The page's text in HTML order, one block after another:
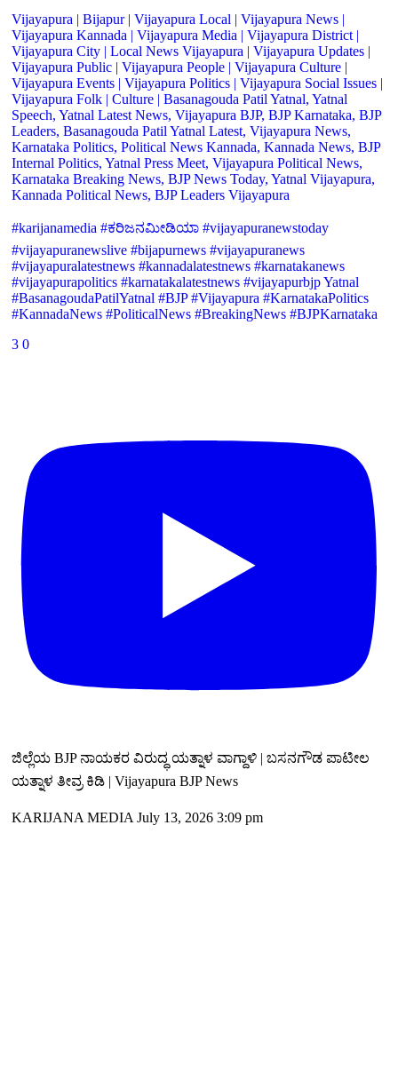
Vijayapura | Bijapur | Vijayapura Local | Vijayapura News |
Vijayapura Kannada | Vijayapura Media | Vijayapura District |
Vijayapura City | Local News Vijayapura | Vijayapura Updates |
Vijayapura Public | Vijayapura People | Vijayapura Culture |
Vijayapura Events | Vijayapura Politics | Vijayapura Social Issues |
Vijayapura Folk | Culture | Basanagouda Patil Yatnal, Yatnal
Speech, Yatnal Latest News, Vijayapura BJP, BJP Karnataka, BJP
Leaders, Basanagouda Patil Yatnal Latest, Vijayapura News,
Karnataka Politics, Political News Kannada, Kannada News, BJP
Internal Politics, Yatnal Press Meet, Vijayapura Political News,
Karnataka Breaking News, BJP News Today, Yatnal Vijayapura,
Kannada Political News, BJP Leaders Vijayapura
#karijanamedia #ಕರಿಜನಮೀಡಿಯಾ #vijayapuranewstoday
#vijayapuranewslive #bijapurnews #vijayapuranews
#vijayapuralatestnews #kannadalatestnews #karnatakanews
#vijayapurapolitics #karnatakalatestnews #vijayapurbjp Yatnal
#BasanagoudaPatilYatnal #BJP #Vijayapura #KarnatakaPolitics
#KannadaNews #PoliticalNews #BreakingNews #BJPKarnataka
3 0
ಜಿಲ್ಲೆಯ BJP ನಾಯಕರ ವಿರುದ್ಧ ಯತ್ನಾಳ ವಾಗ್ದಾಳಿ | ಬಸನಗೌಡ ಪಾಟೀಲ
ಯತ್ನಾಳ ತೀವ್ರ ಕಿಡಿ | Vijayapura BJP News
KARIJANA MEDIA July 13, 2026 3:09 pm